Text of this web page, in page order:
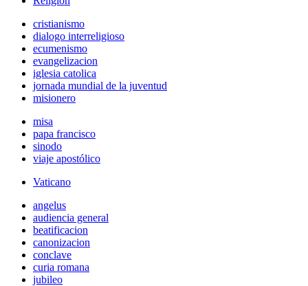
cristianismo
dialogo interreligioso
ecumenismo
evangelizacion
iglesia catolica
jornada mundial de la juventud
misionero
misa
papa francisco
sinodo
viaje apostólico
Vaticano
angelus
audiencia general
beatificacion
canonizacion
conclave
curia romana
jubileo